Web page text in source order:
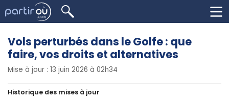
Vols perturbés dans le Golfe : que
faire, vos droits et alternatives
Mise à jour : 13 juin 2026 à 02h34
Historique des mises à jour